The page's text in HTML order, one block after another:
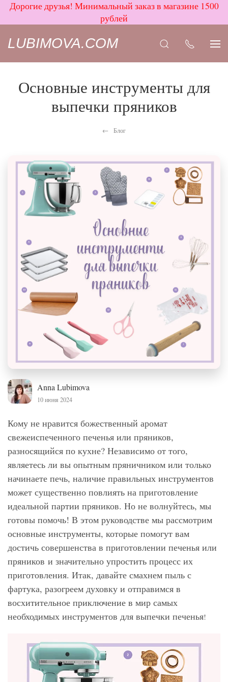
Дорогие друзья! Минимальный заказ в магазине 1500
рублей
LUBIMOVA.COM
Основные инструменты для
выпечки пряников
Блог
Anna Lubimova
10 июня 2024
Кому не нравится божественный аромат
свежеиспеченного печенья или пряников,
разносящийся по кухне? Независимо от того,
являетесь ли вы опытным пряничником или только
начинаете печь, наличие правильных инструментов
может существенно повлиять на приготовление
идеальной партии пряников. Но не волнуйтесь, мы
готовы помочь! В этом руководстве мы рассмотрим
основные инструменты, которые помогут вам
достичь совершенства в приготовлении печенья или
пряников и значительно упростить процесс их
приготовления. Итак, давайте смахнем пыль с
фартука, разогреем духовку и отправимся в
восхитительное приключение в мир самых
необходимых инструментов для выпечки печенья!